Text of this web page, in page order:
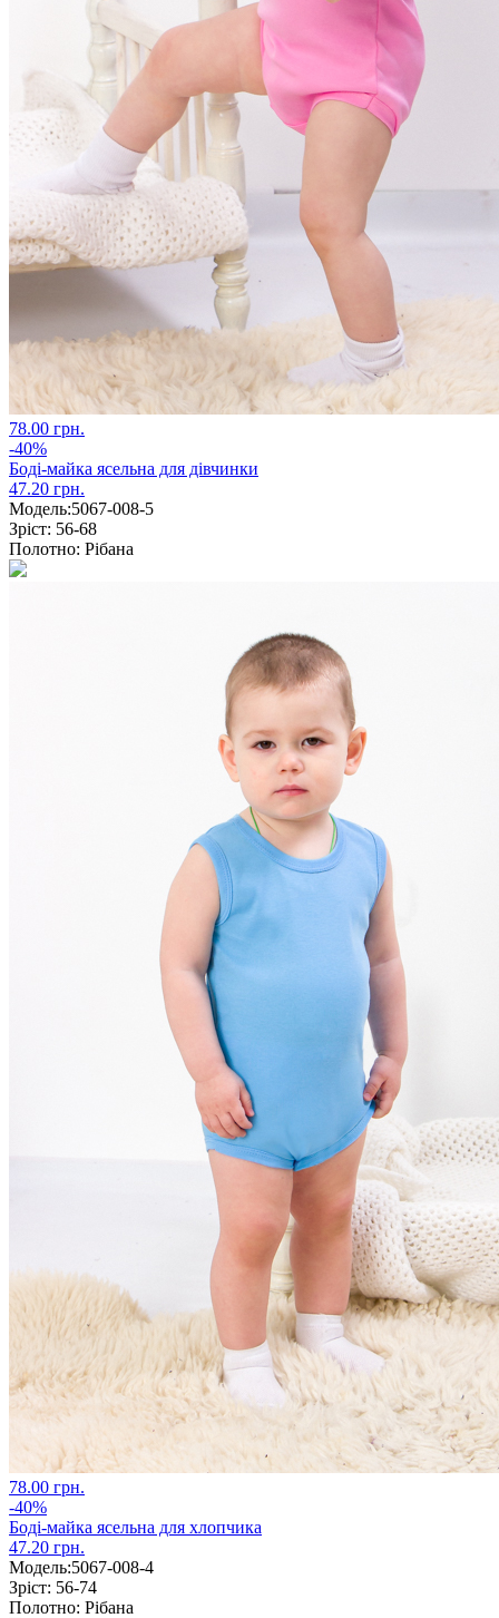
78.00 грн.
-40%
Боді-майка ясельна для дівчинки
47.20 грн.
Модель:5067-008-5
Зріст: 56-68
Полотно: Рібана
78.00 грн.
-40%
Боді-майка ясельна для хлопчика
47.20 грн.
Модель:5067-008-4
Зріст: 56-74
Полотно: Рібана